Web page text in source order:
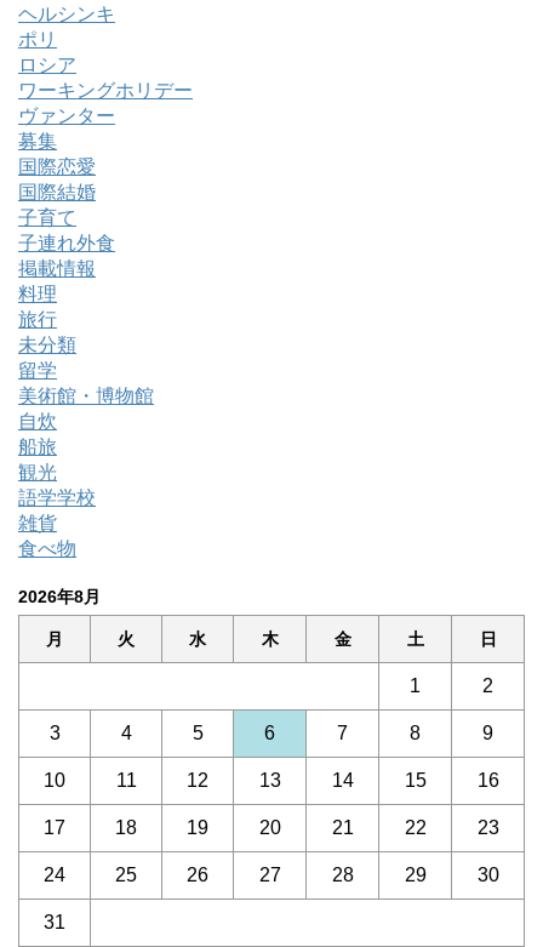
ヘルシンキ
ポリ
ロシア
ワーキングホリデー
ヴァンター
募集
国際恋愛
国際結婚
子育て
子連れ外食
掲載情報
料理
旅行
未分類
留学
美術館・博物館
自炊
船旅
観光
語学学校
雑貨
食べ物
2026年8月
月 火 水 木 金 土 日
1 2
3 4 5 6 7 8 9
10 11 12 13 14 15 16
17 18 19 20 21 22 23
24 25 26 27 28 29 30
31